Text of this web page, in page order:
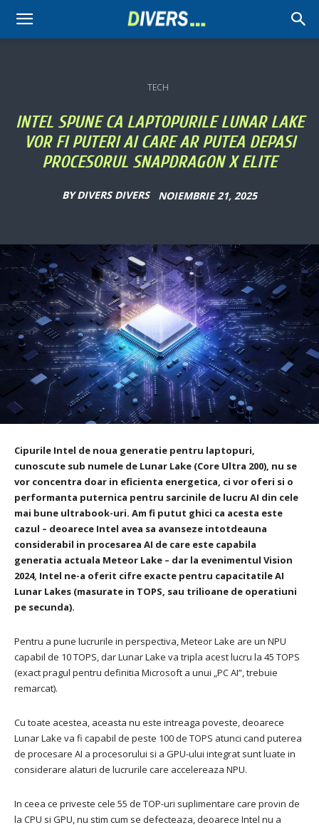
Divers
TECH
INTEL SPUNE CA LAPTOPURILE LUNAR LAKE
VOR FI PUTERI AI CARE AR PUTEA DEPASI
PROCESORUL SNAPDRAGON X ELITE
BY DIVERS DIVERS NOIEMBRIE 21, 2025
Cipurile Intel de noua generatie pentru laptopuri,
cunoscute sub numele de Lunar Lake (Core Ultra 200), nu se
vor concentra doar in eficienta energetica, ci vor oferi si o
performanta puternica pentru sarcinile de lucru AI din cele
mai bune ultrabook-uri. Am fi putut ghici ca acesta este
cazul – deoarece Intel avea sa avanseze intotdeauna
considerabil in procesarea AI de care este capabila
generatia actuala Meteor Lake – dar la evenimentul Vision
2024, Intel ne-a oferit cifre exacte pentru capacitatile AI
Lunar Lakes (masurate in TOPS, sau trilioane de operatiuni
pe secunda).
Pentru a pune lucrurile in perspectiva, Meteor Lake are un NPU
capabil de 10 TOPS, dar Lunar Lake va tripla acest lucru la 45 TOPS
(exact pragul pentru definitia Microsoft a unui „PC AI”, trebuie
remarcat).
Cu toate acestea, aceasta nu este intreaga poveste, deoarece
Lunar Lake va fi capabil de peste 100 de TOPS atunci cand puterea
de procesare AI a procesorului si a GPU-ului integrat sunt luate in
considerare alaturi de lucrurile care accelereaza NPU.
In ceea ce priveste cele 55 de TOP-uri suplimentare care provin de
la CPU si GPU, nu stim cum se defecteaza, deoarece Intel nu a